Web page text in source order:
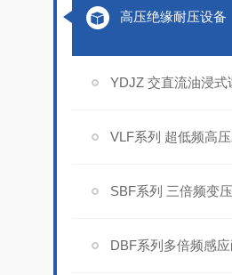
高压绝缘耐压设备
YDJZ 交直流油浸式
VLF系列 超低频高
SBF系列 三倍频变
DBF系列多倍频感